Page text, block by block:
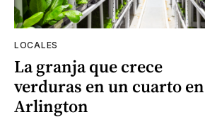
LOCALES
La granja que crece
verduras en un cuarto en
Arlington